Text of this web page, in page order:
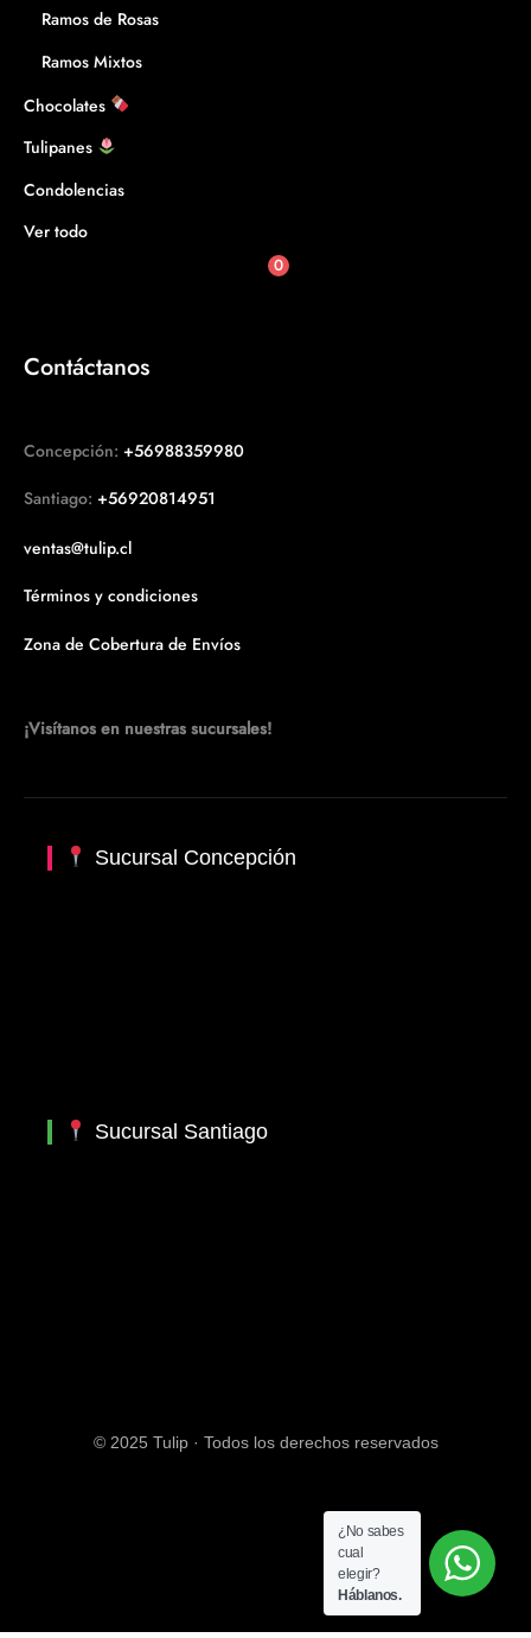
Ramos de Rosas
Ramos Mixtos
Chocolates
Tulipanes
Condolencias
Ver todo
0
Contáctanos
Concepción: +56988359980
Santiago: +56920814951
ventas@tulip.cl
Términos y condiciones
Zona de Cobertura de Envíos
¡Visítanos en nuestras sucursales!
Sucursal Concepción
Sucursal Santiago
© 2025 Tulip · Todos los derechos reservados
¿No sabes
cual
elegir?
Háblanos.